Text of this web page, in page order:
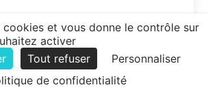
? Vous faites preuve de
une appétence pour…
cookies et vous donne le contrôle sur
activer
Tout refuser
Personnaliser
de confidentialité